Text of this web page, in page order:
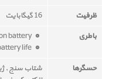
ظرفیت
16 گیگابایت
باطری
حسگرها
شتاب سنج ,